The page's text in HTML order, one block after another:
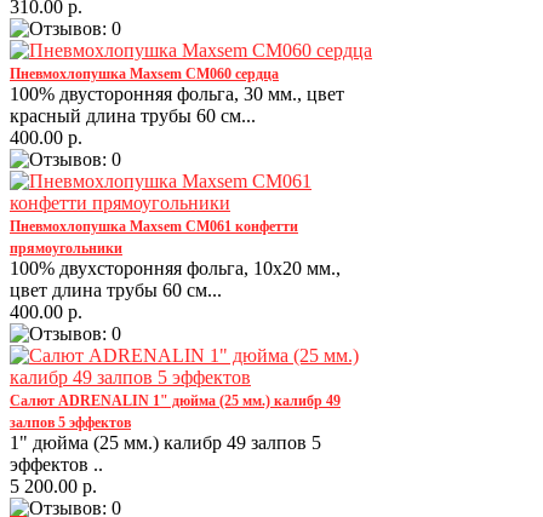
310.00 р.
Пневмохлопушка Maxsem CM060 сердца
100% двусторонняя фольга, 30 мм., цвет
красный длина трубы 60 см...
400.00 р.
Пневмохлопушка Maxsem CM061 конфетти
прямоугольники
100% двухсторонняя фольга, 10х20 мм.,
цвет длина трубы 60 см...
400.00 р.
Салют ADRENALIN 1" дюйма (25 мм.) калибр 49
залпов 5 эффектов
1" дюйма (25 мм.) калибр 49 залпов 5
эффектов ..
5 200.00 р.